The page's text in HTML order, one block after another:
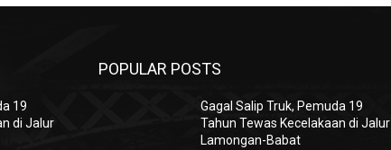
19
di Jalur
POPULAR POSTS
Gagal Salip Truk, Pemuda 19
Tahun Tewas Kecelakaan di Jalur
Lamongan-Babat